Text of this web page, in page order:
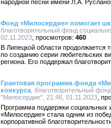
народной песни имени Л.А.
Фонд «Милосердие» помогает
благотворительный фонд
02.11.2023
460
В Липецкой области продолжается
по созданию серии любительских
региона. Его поддержал
Грантовая программа фонда
конкурса , благотворительный
"Милосердие", 21:46, 01.11.2023
Программа поддержки социальных
«Милосердие» стала одним из
корпоративной